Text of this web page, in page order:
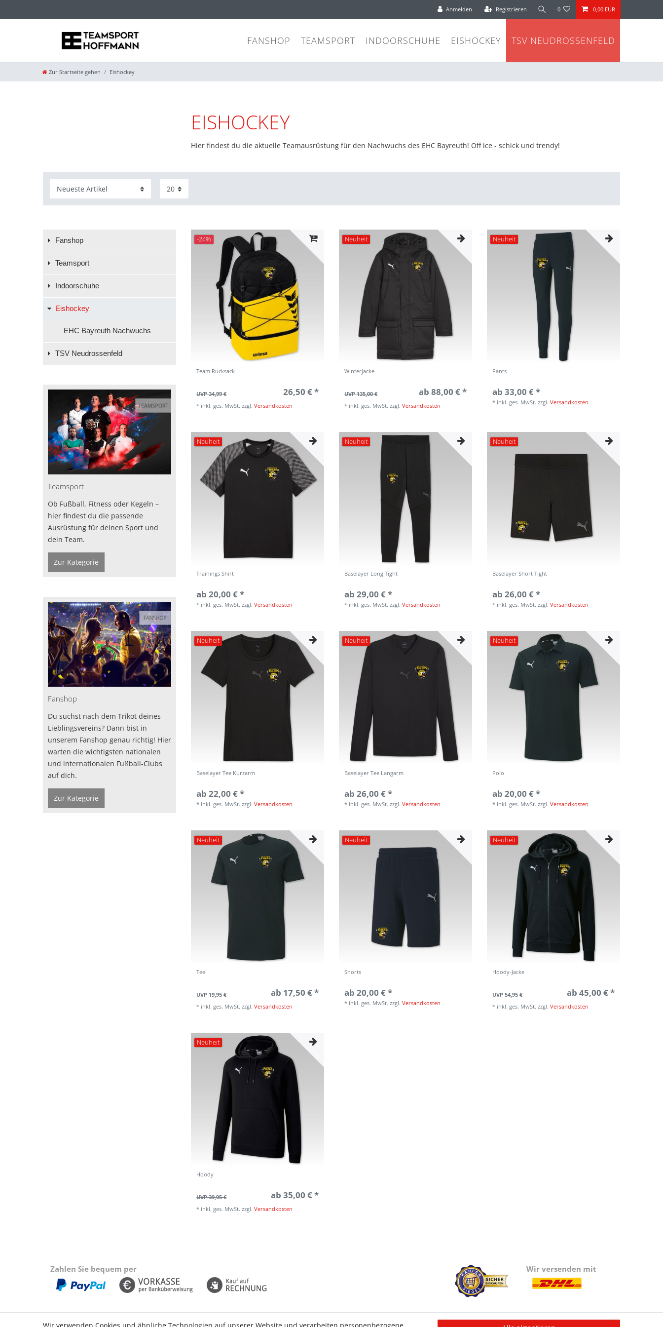
Anmelden Registrieren 0 0,00 EUR
FANSHOP TEAMSPORT INDOORSCHUHE EISHOCKEY TSV NEUDROSSENFELD
Zur Startseite gehen Eishockey
EISHOCKEY
Hier findest du die aktuelle Teamausrüstung für den Nachwuchs des EHC Bayreuth! Off ice - schick und trendy!
Fanshop
Teamsport
Indoorschuhe
Eishockey
EHC Bayreuth Nachwuchs
TSV Neudrossenfeld
Teamsport
Ob Fußball, Fitness oder Kegeln –
hier findest du die passende
Ausrüstung für deinen Sport und
dein Team.
Zur Kategorie
Fanshop
Du suchst nach dem Trikot deines
Lieblingsvereins? Dann bist in
unserem Fanshop genau richtig! Hier
warten die wichtigsten nationalen
und internationalen Fußball-Clubs
auf dich.
Zur Kategorie
-24%
Team Rucksack
UVP 34,99 € 26,50 € *
* inkl. ges. MwSt. zzgl.Versandkosten
Neuheit
Winterjacke
UVP 135,00 € ab 88,00 € *
* inkl. ges. MwSt. zzgl.Versandkosten
Neuheit
Pants
ab 33,00 € *
* inkl. ges. MwSt. zzgl.Versandkosten
Neuheit
Trainings Shirt
ab 20,00 € *
* inkl. ges. MwSt. zzgl.Versandkosten
Neuheit
Baselayer Long Tight
ab 29,00 € *
* inkl. ges. MwSt. zzgl.Versandkosten
Neuheit
Baselayer Short Tight
ab 26,00 € *
* inkl. ges. MwSt. zzgl.Versandkosten
Neuheit
Baselayer Tee Kurzarm
ab 22,00 € *
* inkl. ges. MwSt. zzgl.Versandkosten
Neuheit
Baselayer Tee Langarm
ab 26,00 € *
* inkl. ges. MwSt. zzgl.Versandkosten
Neuheit
Polo
ab 20,00 € *
* inkl. ges. MwSt. zzgl.Versandkosten
Neuheit
Tee
UVP 19,95 € ab 17,50 € *
* inkl. ges. MwSt. zzgl.Versandkosten
Neuheit
Shorts
ab 20,00 € *
* inkl. ges. MwSt. zzgl.Versandkosten
Neuheit
Hoody-Jacke
UVP 54,95 € ab 45,00 € *
* inkl. ges. MwSt. zzgl.Versandkosten
Neuheit
Hoody
UVP 39,95 € ab 35,00 € *
* inkl. ges. MwSt. zzgl.Versandkosten
Zahlen Sie bequem per Wir versenden mit